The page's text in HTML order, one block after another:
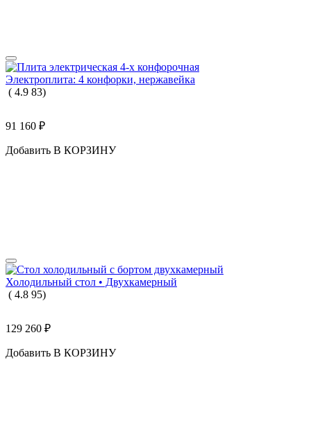
Электроплита: 4 конфорки, нержавейка
( 4.9 83)
91 160 ₽
Добавить В КОРЗИНУ
Холодильный стол • Двухкамерный
( 4.8 95)
129 260 ₽
Добавить В КОРЗИНУ